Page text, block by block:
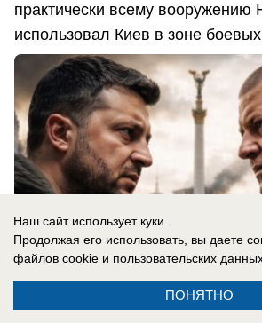
практически всему
использовал Киев в зоне
Наш сайт использует куки.
Продолжая его использовать, вы даете
файлов cookie и пользовательских
ПОНЯТНО